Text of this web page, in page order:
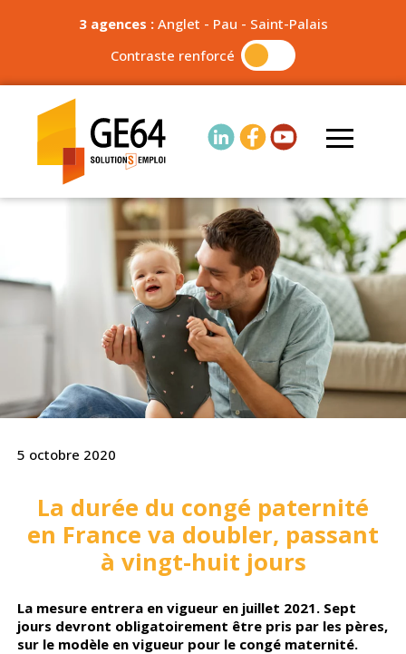
3 agences : Anglet - Pau - Saint-Palais
Contraste renforcé
5 octobre 2020
La durée du congé paternité
en France va doubler, passant
à vingt-huit jours
La mesure entrera en vigueur en juillet 2021. Sept
jours devront obligatoirement être pris par les pères,
sur le modèle en vigueur pour le congé maternité.